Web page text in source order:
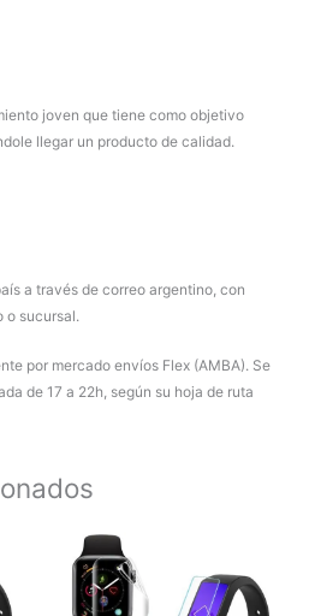
joven que tiene como objetivo
llegar un producto de calidad.
a través de correo argentino, con
o sucursal.
por mercado envíos Flex (AMBA). Se
de 17 a 22h, según su hoja de ruta